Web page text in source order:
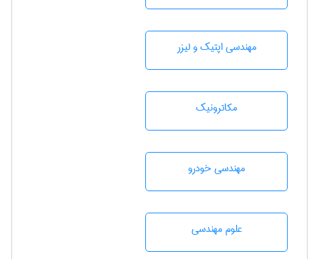
مهندسی اپتیک و لیزر
مکاترونیک
مهندسی خودرو
علوم مهندسی